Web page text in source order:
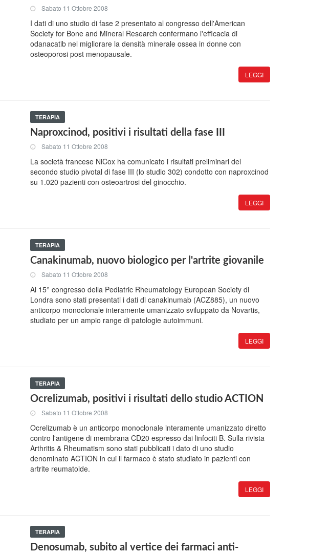
Sabato 11 Ottobre 2008
I dati di uno studio di fase 2 presentato al congresso dell'American
Society for Bone and Mineral Research confermano l'efficacia di
odanacatib nel migliorare la densità minerale ossea in donne con
osteoporosi post menopausale.
LEGGI
TERAPIA
Naproxcinod, positivi i risultati della fase III
Sabato 11 Ottobre 2008
La società francese NiCox ha comunicato i risultati preliminari del
secondo studio pivotal di fase III (lo studio 302) condotto con naproxcinod
su 1.020 pazienti con osteoartrosi del ginocchio.
LEGGI
TERAPIA
Canakinumab, nuovo biologico per l'artrite giovanile
Sabato 11 Ottobre 2008
Al 15° congresso della Pediatric Rheumatology European Society di
Londra sono stati presentati i dati di canakinumab (ACZ885), un nuovo
anticorpo monoclonale interamente umanizzato sviluppato da Novartis,
studiato per un ampio range di patologie autoimmuni.
LEGGI
TERAPIA
Ocrelizumab, positivi i risultati dello studio ACTION
Sabato 11 Ottobre 2008
Ocrelizumab è un anticorpo monoclonale interamente umanizzato diretto
contro l'antigene di membrana CD20 espresso dai linfociti B. Sulla rivista
Arthritis & Rheumatism sono stati pubblicati i dato di uno studio
denominato ACTION in cui il farmaco è stato studiato in pazienti con
artrite reumatoide.
LEGGI
TERAPIA
Denosumab, subito al vertice dei farmaci anti-